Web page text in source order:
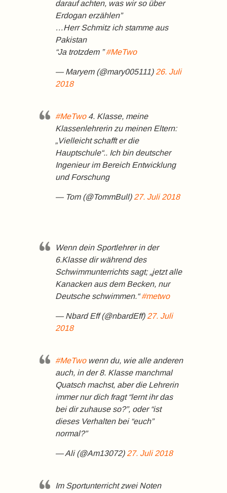
darauf achten, was wir so über
Erdogan erzählen”
…Herr Schmitz ich stamme aus
Pakistan
“Ja trotzdem ”#MeTwo
— Maryem (@mary005111) 26. Juli
2018
#MeTwo4. Klasse, meine
Klassenlehrerin zu meinen Eltern:
„Vielleicht schafft er die
Hauptschule“.. Ich bin deutscher
Ingenieur im Bereich Entwicklung
und Forschung
— Tom (@TommBull) 27. Juli 2018
Wenn dein Sportlehrer in der
6.Klasse dir während des
Schwimmunterrichts sagt; „jetzt alle
Kanacken aus dem Becken, nur
Deutsche schwimmen.“#metwo
— Nbard Eff (@nbardEff) 27. Juli
2018
#MeTwowenn du, wie alle anderen
auch, in der 8. Klasse manchmal
Quatsch machst, aber die Lehrerin
immer nur dich fragt “lernt ihr das
bei dir zuhause so?”, oder “ist
dieses Verhalten bei “euch”
normal?”
— Ali (@Am13072) 27. Juli 2018
Im Sportunterricht zwei Noten